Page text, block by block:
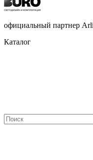
официальный партнер
Каталог